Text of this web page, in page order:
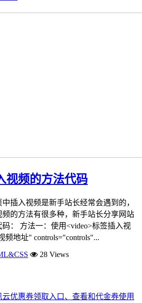
视频的方法代码
插入视频是新手站长经常会遇到的，
的方法有很多种，新手站长分享网站
： 方法一：使用<video>标签插入视
频地址" controls="controls"...
28 Views
优惠券领取入口、查看和代金券使用